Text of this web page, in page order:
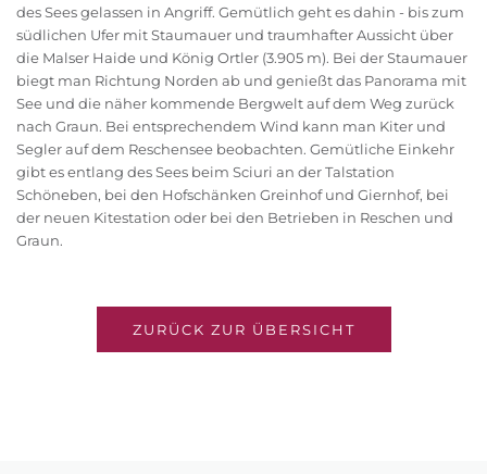
des Sees gelassen in Angriff. Gemütlich geht es dahin - bis zum
südlichen Ufer mit Staumauer und traumhafter Aussicht über
die Malser Haide und König Ortler (3.905 m). Bei der Staumauer
biegt man Richtung Norden ab und genießt das Panorama mit
See und die näher kommende Bergwelt auf dem Weg zurück
nach Graun. Bei entsprechendem Wind kann man Kiter und
Segler auf dem Reschensee beobachten. Gemütliche Einkehr
gibt es entlang des Sees beim Sciuri an der Talstation
Schöneben, bei den Hofschänken Greinhof und Giernhof, bei
der neuen Kitestation oder bei den Betrieben in Reschen und
Graun.
ZURÜCK ZUR ÜBERSICHT